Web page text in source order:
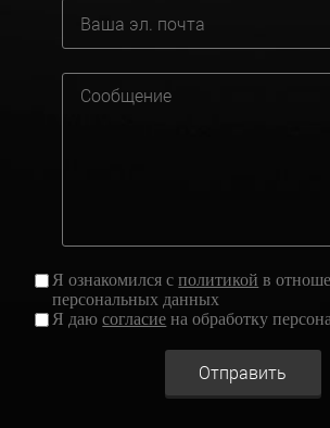
Я ознакомился сполитикой в
персональных данных
Я даюсогласие на обработку
Отправить